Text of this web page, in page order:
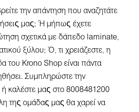
την απάντηση που αναζητάτε
μας; Ή μήπως έχετε
σχετικά με δάπεδο laminate,
ξύλου; Ό, τι χρειάζεστε, η
του Krono Shop είναι πάντα
Συμπληρώστε την
καλέστε μας στο 8008481200
της ομάδας μας θα χαρεί να